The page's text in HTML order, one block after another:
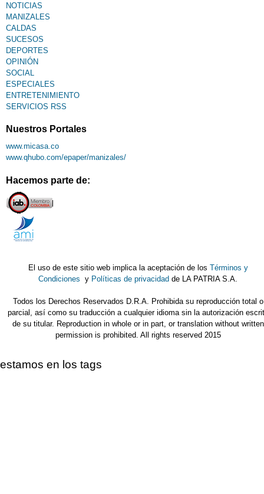
NOTICIAS
MANIZALES
CALDAS
SUCESOS
DEPORTES
OPINIÓN
SOCIAL
ESPECIALES
ENTRETENIMIENTO
SERVICIOS RSS
Nuestros Portales
www.micasa.co
www.qhubo.com/epaper/manizales/
Hacemos parte de:
El uso de este sitio web implica la aceptación de los Términos y
Condiciones y Políticas de privacidad de LA PATRIA S.A.
Todos los Derechos Reservados D.R.A. Prohibida su reproducción total o
parcial, así como su traducción a cualquier idioma sin la autorización
de su titular. Reproduction in whole or in part, or translation without written
permission is prohibited. All rights reserved 2015
estamos en los tags